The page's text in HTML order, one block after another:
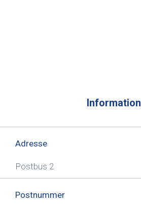
Information
Adresse
Postbus 2
Postnummer